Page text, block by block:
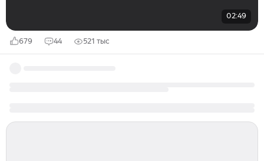
02:49
679 44 521 тыс